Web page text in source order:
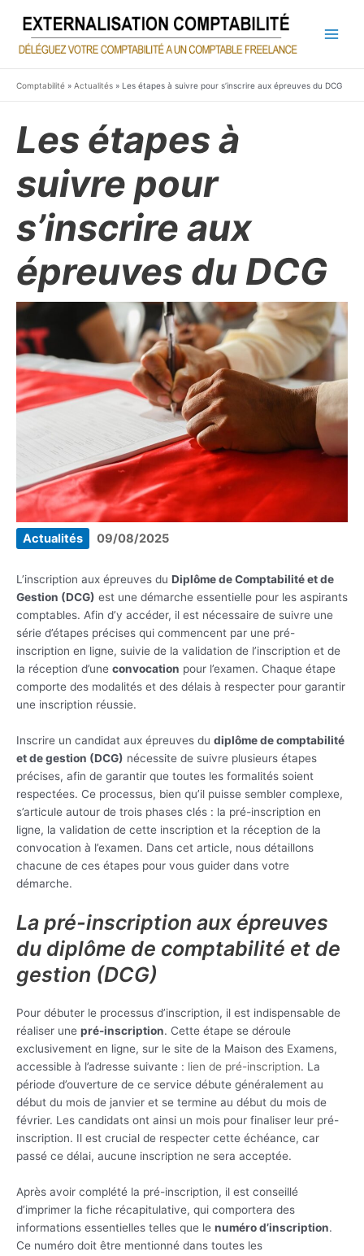
contenu
Comptabilité » Actualités » Les étapes à suivre pour s’inscrire aux épreuves du DCG
Les étapes à
suivre pour
s’inscrire aux
épreuves du DCG
Actualités 09/08/2025
L’inscription aux épreuves du Diplôme de Comptabilité et de
Gestion (DCG) est une démarche essentielle pour les aspirants
comptables. Afin d’y accéder, il est nécessaire de suivre une
série d’étapes précises qui commencent par une pré-
inscription en ligne, suivie de la validation de l’inscription et de
la réception d’une convocation pour l’examen. Chaque étape
comporte des modalités et des délais à respecter pour garantir
une inscription réussie.
Inscrire un candidat aux épreuves du diplôme de comptabilité
et de gestion (DCG) nécessite de suivre plusieurs étapes
précises, afin de garantir que toutes les formalités soient
respectées. Ce processus, bien qu’il puisse sembler complexe,
s’articule autour de trois phases clés : la pré-inscription en
ligne, la validation de cette inscription et la réception de la
convocation à l’examen. Dans cet article, nous détaillons
chacune de ces étapes pour vous guider dans votre
démarche.
La pré-inscription aux épreuves
du diplôme de comptabilité et de
gestion (DCG)
Pour débuter le processus d’inscription, il est indispensable de
réaliser une pré-inscription. Cette étape se déroule
exclusivement en ligne, sur le site de la Maison des Examens,
accessible à l’adresse suivante : lien de pré-inscription. La
période d’ouverture de ce service débute généralement au
début du mois de janvier et se termine au début du mois de
février. Les candidats ont ainsi un mois pour finaliser leur pré-
inscription. Il est crucial de respecter cette échéance, car
passé ce délai, aucune inscription ne sera acceptée.
Après avoir complété la pré-inscription, il est conseillé
d’imprimer la fiche récapitulative, qui comportera des
informations essentielles telles que le numéro d’inscription.
Ce numéro doit être mentionné dans toutes les